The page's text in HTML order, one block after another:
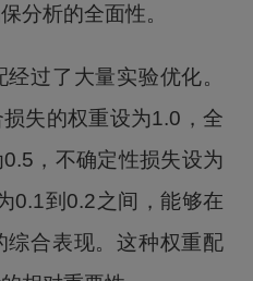
分析的全面性。
过了大量实验优化。
失的权重设为1.0，全
，不确定性损失设为
0.1到0.2之间，能够在
合表现。这种权重配